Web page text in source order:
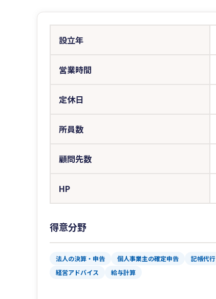
設立年
営業時間
定休日
所員数
顧問先数
HP
得意分野
法人の決算・申告 個人事業主の確定申告 記帳代行
経営アドバイス
給与計算